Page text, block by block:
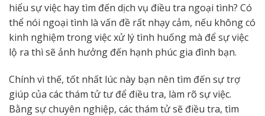
hiểu sự việc hay tìm đến dịch vụ điều tra ngoại tình? Có
thể nói ngoại tình là vấn đề rất nhạy cảm, nếu không có
kinh nghiệm trong việc xử lý tình huống mà để sự việc
lộ ra thì sẽ ảnh hưởng đến hạnh phúc gia đình bạn.
Chính vì thế, tốt nhất lúc này bạn nên tìm đến sự trợ
giúp của các thám tử tư để điều tra, làm rõ sự việc.
Bằng sự chuyên nghiệp, các thám tử sẽ điều tra, tìm